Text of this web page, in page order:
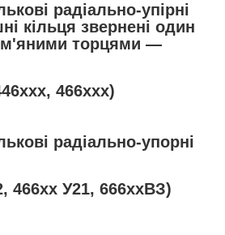
радіально-упірні
кільця звернені один
торцями —
466ххх)
радіально-упорні
466хх У21, 666ххВЗ)